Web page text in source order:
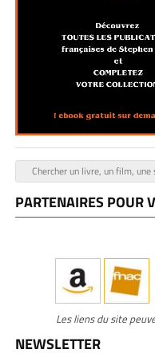
PARTENAIRES POUR
Les liens du site
NEWSLETTER